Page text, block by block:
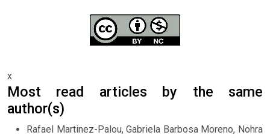
x
Most read articles by the same
author(s)
Rafael Martinez-Palou, Gabriela Barbosa Moreno, Nohra